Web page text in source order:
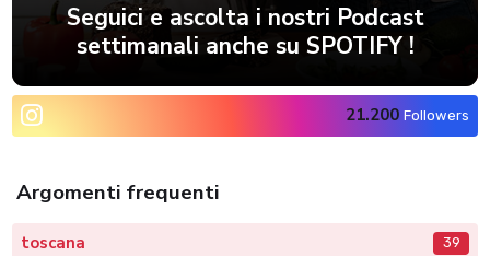
Seguici e ascolta i nostri Podcast
settimanali anche su SPOTIFY !
21.200 Followers
Argomenti frequenti
toscana 39